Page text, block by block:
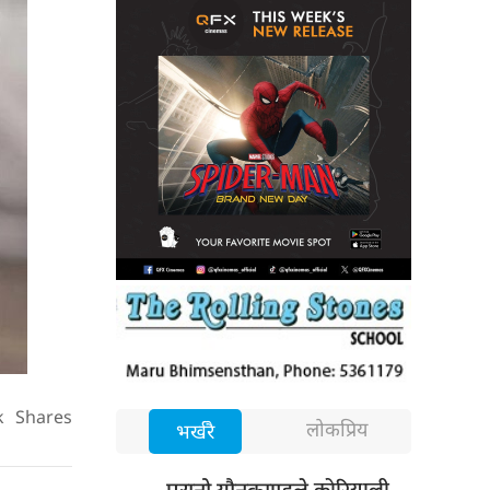
Shares
भर्खरै लोकप्रिय